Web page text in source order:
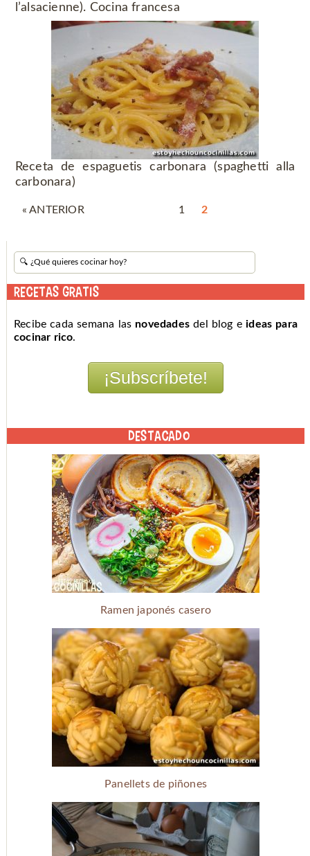
l’alsacienne). Cocina francesa
Receta de espaguetis carbonara (spaghetti alla
carbonara)
« ANTERIOR 1 2
RECETAS GRATIS
Recibe cada semana las novedades del blog eideas para
cocinar rico.
DESTACADO
Ramen japonés casero
Panellets de piñones